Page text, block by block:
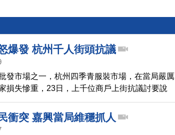
爆發 杭州千人街頭抗議
發市場之一，杭州四季青服裝市場，在當局嚴厲
損失慘重，23日，上千位商戶上街抗議討要說
捕。
衝突 嘉興當局維穩抓人